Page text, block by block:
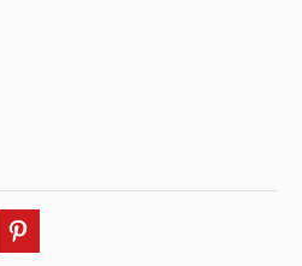
Twitter